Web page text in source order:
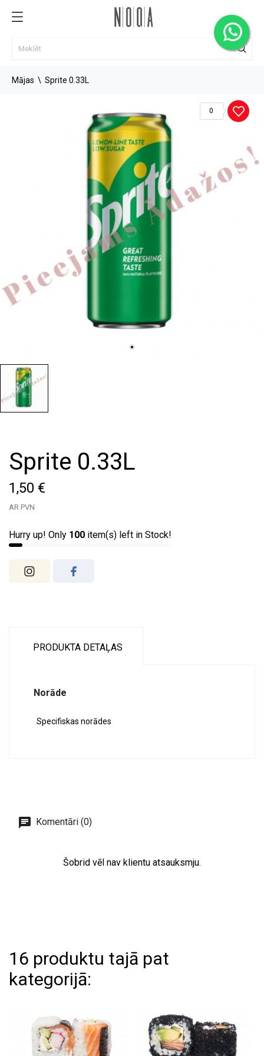
Mājas Sprite 0.33L
0
Sprite 0.33L
1,50 €
AR PVN
Hurry up! Only 100 item(s) left in Stock!
PRODUKTA DETAĻAS
Norāde
Specifiskas norādes
Komentāri (0)
Šobrid vēl nav klientu atsauksmju.
16 produktu tajā pat
kategorijā: